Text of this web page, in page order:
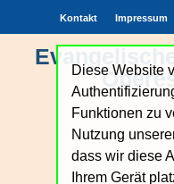
Kontakt Impressum
Diese Website
Funktionen zu
Nutzung
dass wir diese
Ihrem Gerät